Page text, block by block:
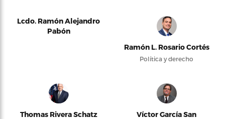
Lcdo. Ramón Alejandro
Pabón
Ramón L. Rosario Cortés
Política y derecho
Thomas Rivera Schatz
Víctor García San